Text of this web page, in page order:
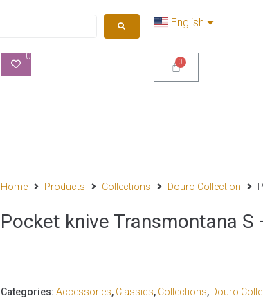
English
0
Home Products Collections Douro Collection
Pocket knive Transmontana S
Categories: Accessories, Classics, Collections, Douro